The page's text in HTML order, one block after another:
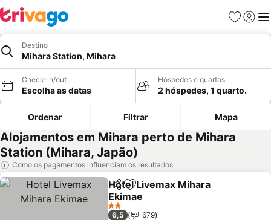
Favoritos
Iniciar
Destino
Mihara Station, Mihara
Check-in/out
Escolha as datas
Hóspedes e quartos
2 hóspedes, 1 quarto.
Ordenar Filtrar Mapa
Alojamentos em Mihara perto de Mihara
Station (Mihara, Japão)
Como os pagamentos influenciam os resultados
PartilharAdicionar aos favoritos
Hotel Livemax Mihara
Ekimae
Ver preços
2 Estrelas
6,5
679